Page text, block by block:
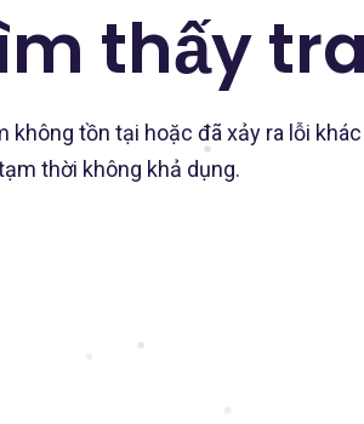
thấy
không tồn tại hoặc đã xảy ra lỗi khác
thời không khả dụng.